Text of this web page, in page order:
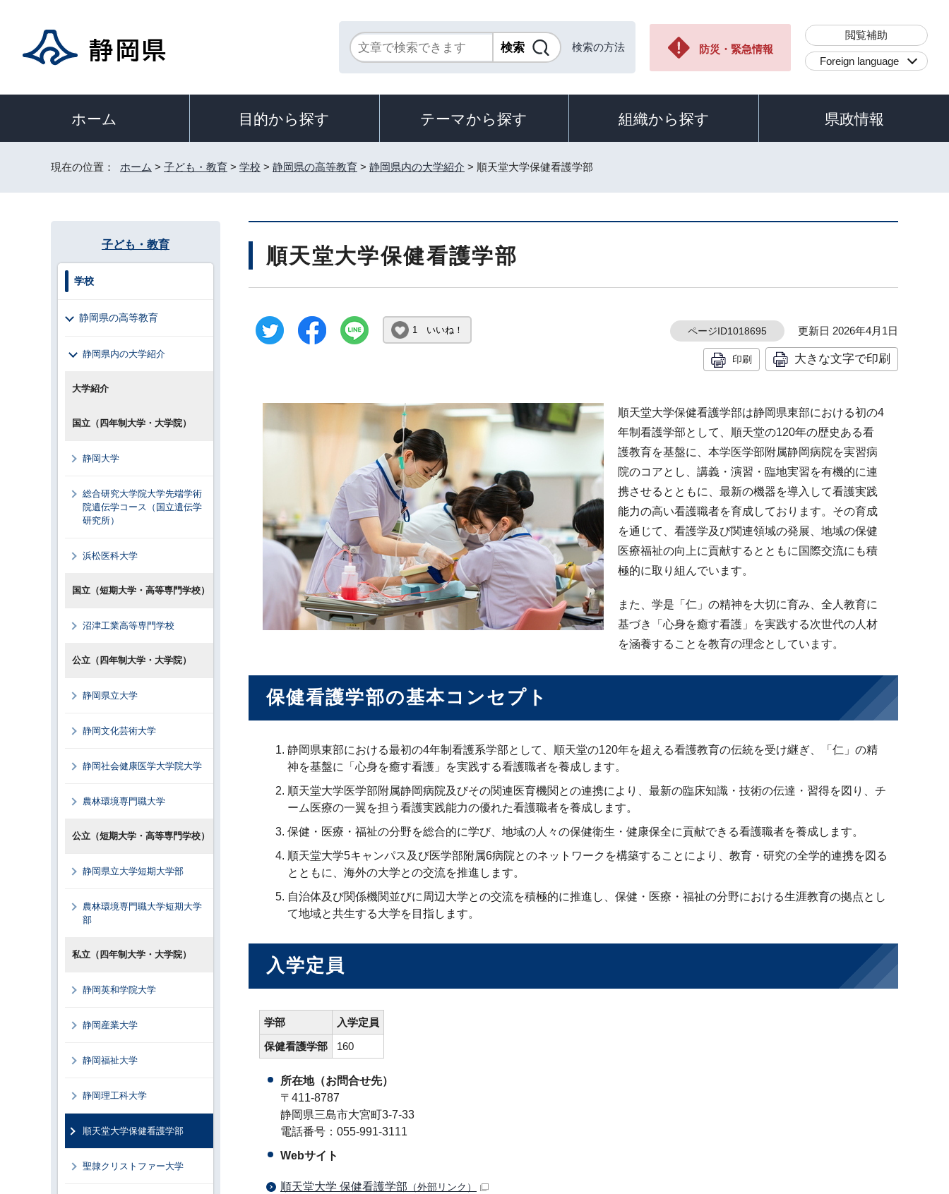
検索の方法 防災・緊急情報
閲覧補助
Foreign language
ホーム 目的から探す テーマから探す 組織から探す 県政情報
現在の位置： ホーム > 子ども・教育 > 学校 > 静岡県の高等教育 > 静岡県内の大学紹介 > 順天堂大学保健看護学部
順天堂大学保健看護学部
1 いいね！ ページID1018695 更新日 2026年4月1日
印刷 大きな文字で印刷
順天堂大学保健看護学部は静岡県東部における初の4
年制看護学部として、順天堂の120年の歴史ある看
護教育を基盤に、本学医学部附属静岡病院を実習病
院のコアとし、講義・演習・臨地実習を有機的に連
携させるとともに、最新の機器を導入して看護実践
能力の高い看護職者を育成しております。その育成
を通じて、看護学及び関連領域の発展、地域の保健
医療福祉の向上に貢献するとともに国際交流にも積
極的に取り組んでいます。
また、学是「仁」の精神を大切に育み、全人教育に
基づき「心身を癒す看護」を実践する次世代の人材
を涵養することを教育の理念としています。
保健看護学部の基本コンセプト
静岡県東部における最初の4年制看護系学部として、順天堂の120年を超える看護教育の伝統を受け継ぎ、「仁」の精
神を基盤に「心身を癒す看護」を実践する看護職者を養成します。
順天堂大学医学部附属静岡病院及びその関連医育機関との連携により、最新の臨床知識・技術の伝達・習得を図り、チ
ーム医療の一翼を担う看護実践能力の優れた看護職者を養成します。
保健・医療・福祉の分野を総合的に学び、地域の人々の保健衛生・健康保全に貢献できる看護職者を養成します。
順天堂大学5キャンパス及び医学部附属6病院とのネットワークを構築することにより、教育・研究の全学的連携を図る
とともに、海外の大学との交流を推進します。
自治体及び関係機関並びに周辺大学との交流を積極的に推進し、保健・医療・福祉の分野における生涯教育の拠点とし
て地域と共生する大学を目指します。
入学定員
学部
入学定員
保健看護学部
160
所在地（お問合せ先）
〒411-8787
静岡県三島市大宮町3-7-33
電話番号：055-991-3111
Webサイト
順天堂大学 保健看護学部 （外部リンク）
子ども・教育
学校
静岡県の高等教育
静岡県内の大学紹介
大学紹介
国立（四年制大学・大学院）
静岡大学
総合研究大学院大学先端学術
院遺伝学コース（国立遺伝学
研究所）
浜松医科大学
国立（短期大学・高等専門学校）
沼津工業高等専門学校
公立（四年制大学・大学院）
静岡県立大学
静岡文化芸術大学
静岡社会健康医学大学院大学
農林環境専門職大学
公立（短期大学・高等専門学校）
静岡県立大学短期大学部
農林環境専門職大学短期大学
部
私立（四年制大学・大学院）
静岡英和学院大学
静岡産業大学
静岡福祉大学
静岡理工科大学
順天堂大学保健看護学部
聖隷クリストファー大学